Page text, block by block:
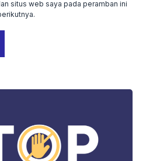
situs web saya pada peramban ini